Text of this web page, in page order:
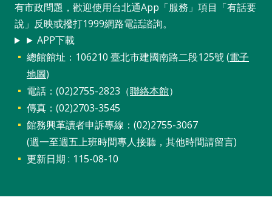
料
開
告
有市政問題，歡迎使用台北通App「服務」項目「有話要
說」反映或撥打1999網路電話諮詢。
► APP下載
總館館址：106210 臺北市建國南路二段125號 (電子
地圖)
電話：(02)2755-2823（聯絡本館）
傳真：(02)2703-3545
館務興革讀者申訴專線：(02)2755-3067
(週一至週五上班時間專人接聽，其他時間請留言)
更新日期
115-08-10